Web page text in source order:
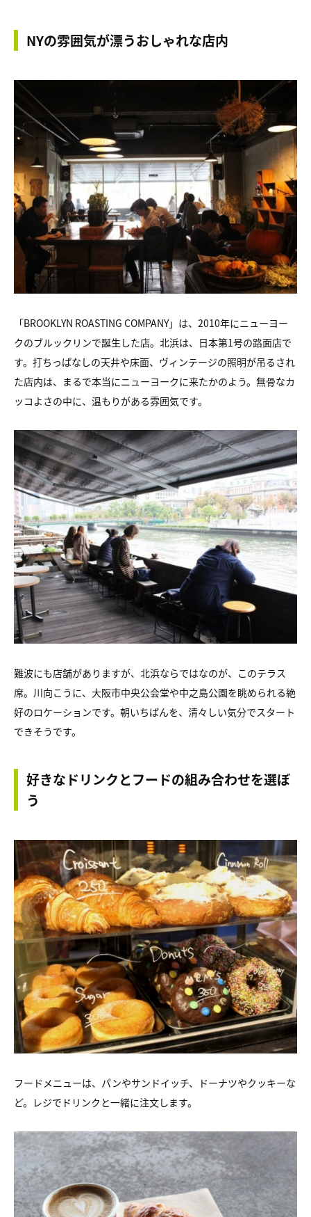
NYの雰囲気が漂うおしゃれな店内
「BROOKLYN ROASTING COMPANY」は、2010年にニューヨー
クのブルックリンで誕生した店。北浜は、日本第1号の路面店で
す。打ちっぱなしの天井や床面、ヴィンテージの照明が吊るされ
た店内は、まるで本当にニューヨークに来たかのよう。無骨なカ
ッコよさの中に、温もりがある雰囲気です。
難波にも店舗がありますが、北浜ならではなのが、このテラス
席。川向こうに、大阪市中央公会堂や中之島公園を眺められる絶
好のロケーションです。朝いちばんを、清々しい気分でスタート
できそうです。
好きなドリンクとフードの組み合わせを選ぼ
う
フードメニューは、パンやサンドイッチ、ドーナツやクッキーな
ど。レジでドリンクと一緒に注文します。